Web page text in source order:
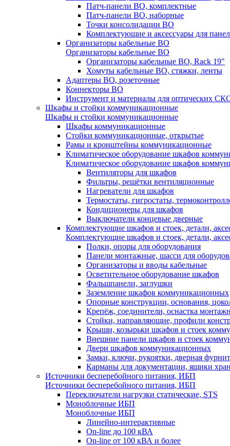
Патч-панели ВО, комплектные
Патч-панели ВО, наборные
Точки консолидации ВО
Комплектующие и аксессуары для
Организаторы кабельные ВО
Организаторы кабельные ВО
Организаторы кабельные ВО, Rack 19"
Хомуты кабельные ВО, стяжки, ленты
Адаптеры ВО, розеточные
Коннекторы ВО
Инструмент и материалы для оптических
Шкафы и стойки коммуникационные
Шкафы и стойки коммуникационные
Шкафы коммуникационные
Стойки коммуникационные, открытые
Рамы и кронштейны коммуникационные
Климатическое оборудование шкафов
Климатическое оборудование шкафов
Вентиляторы для шкафов
Фильтры, решётки вентиляционные
Нагреватели для шкафов
Термостаты, гигростаты,
Кондиционеры для шкафов
Выключатели концевые дверные
Комплектующие шкафов и стоек, детали,
Комплектующие шкафов и стоек, детали,
Полки, опоры для оборудования
Панели монтажные, шасси для
Организаторы и вводы кабельные
Осветительное оборудование шкафов
Фальшпанели, заглушки
Заземление шкафов коммуникационных
Опорные конструкции, основания,
Крепёж, соединители, оснастка
Стойки, направляющие, профили
Крыши, козырьки шкафов и стоек
Внешние панели шкафов и стоек
Двери шкафов коммуникационных
Замки, ключи, рукоятки, дверная
Карманы для документации, ящики
Источники бесперебойного питания, ИБП
Источники бесперебойного питания, ИБП
Переключатели нагрузки статические, STS
Моноблочные ИБП
Моноблочные ИБП
Линейно-интерактивные
On-line до 100 кВА
On-line от 100 кВА и более